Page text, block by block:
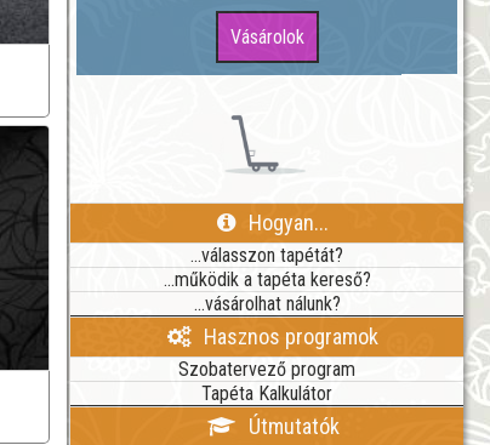
Hogyan...
...válasszon tapétát?
...működik a tapéta kereső?
...vásárolhat nálunk?
Hasznos programok
Szobatervező program
Tapéta Kalkulátor
Útmutatók